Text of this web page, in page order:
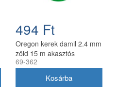
494 Ft
Oregon kerek damil 2.4 mm
zöld 15 m akasztós
kiszerelésben
69-362